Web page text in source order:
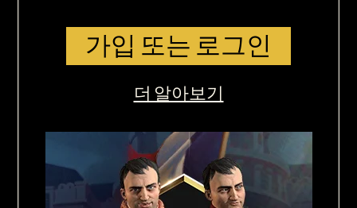
가입 또는 로그인
더 알아보기